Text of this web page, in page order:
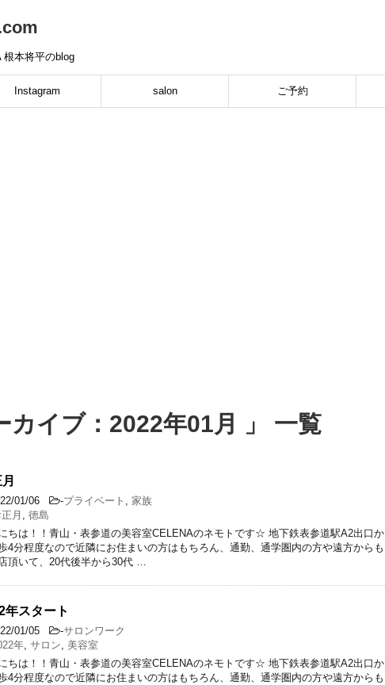
根本将平のblog
Instagram salon ご予約
カイブ：2022年01月 」 一覧
01/06 -プライベート , 家族
月 , 徳島
ちは！！青山・表参道の美容室CELENAのネモトです☆ 地下鉄表参道駅A2出口か
4分程度なので近隣にお住まいの方はもちろん、通勤、通学圏内の方や遠方からも
頂いて、20代後半から30代 …
年スタート
01/05 -サロンワーク
年, サロン, 美容室
ちは！！青山・表参道の美容室CELENAのネモトです☆ 地下鉄表参道駅A2出口か
4分程度なので近隣にお住まいの方はもちろん、通勤、通学圏内の方や遠方からも